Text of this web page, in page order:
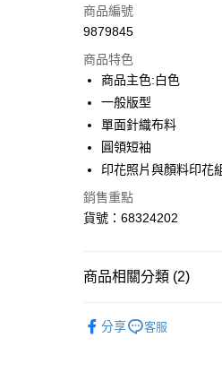
信用卡一次付款
Apple Pay
街口支付
悠遊付
Google Pay
貨到付款
每筆NT$100，滿
商品編號
9879845
商品特色
商品主色:白色
一般版型
單面針織布料
圓領短袖
印花照​​片與顏料印花
銷售重點
貨號：68324202
商品相關分類 (2)
分享 客服